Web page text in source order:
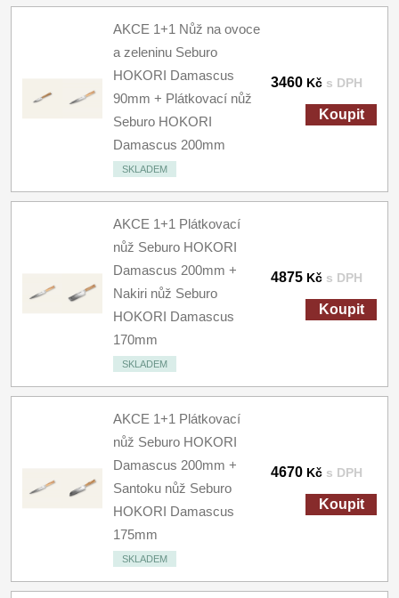
AKCE 1+1 Nůž na ovoce
a zeleninu Seburo
HOKORI Damascus
90mm + Plátkovací nůž
Seburo HOKORI
Damascus 200mm
SKLADEM
3460 Kč s DPH
Koupit
AKCE 1+1 Plátkovací
nůž Seburo HOKORI
Damascus 200mm +
Nakiri nůž Seburo
HOKORI Damascus
170mm
SKLADEM
4875 Kč s DPH
Koupit
AKCE 1+1 Plátkovací
nůž Seburo HOKORI
Damascus 200mm +
Santoku nůž Seburo
HOKORI Damascus
175mm
SKLADEM
4670 Kč s DPH
Koupit